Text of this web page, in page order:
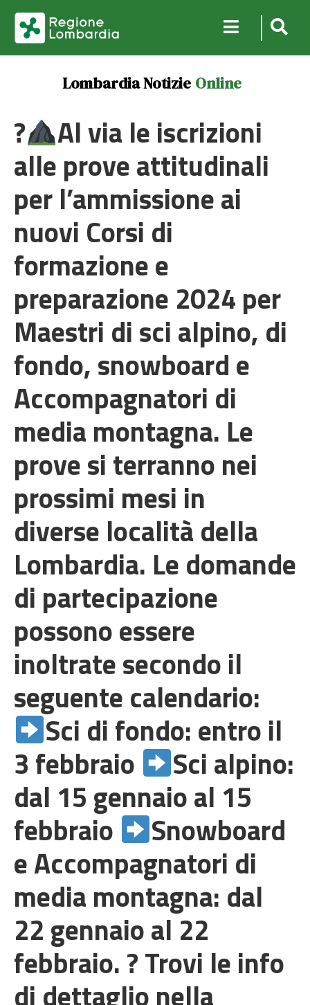
Lombardia Notizie Online
? Al via le iscrizioni
alle prove attitudinali
per l’ammissione ai
nuovi Corsi di
formazione e
preparazione 2024 per
Maestri di sci alpino, di
fondo, snowboard e
Accompagnatori di
media montagna. Le
prove si terranno nei
prossimi mesi in
diverse località della
Lombardia. Le domande
di partecipazione
possono essere
inoltrate secondo il
seguente calendario:
Sci di fondo: entro il
3 febbraio Sci alpino:
dal 15 gennaio al 15
febbraio Snowboard
e Accompagnatori di
media montagna: dal
22 gennaio al 22
febbraio. ? Trovi le info
di dettaglio nella